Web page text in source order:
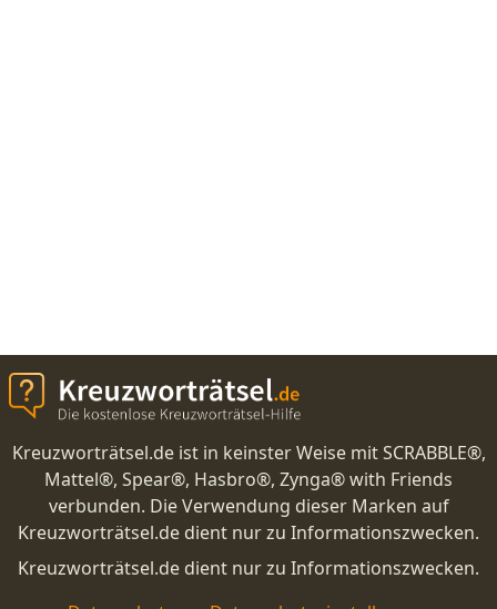
Kreuzworträtsel.de ist in keinster Weise mit SCRABBLE®,
Mattel®, Spear®, Hasbro®, Zynga® with Friends
verbunden. Die Verwendung dieser Marken auf
Kreuzworträtsel.de dient nur zu Informationszwecken.
Kreuzworträtsel.de dient nur zu Informationszwecken.